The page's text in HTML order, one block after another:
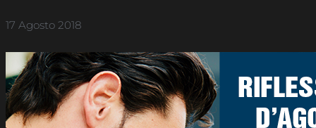
17 Agosto 2018